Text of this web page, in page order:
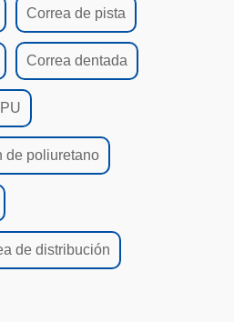
Correa de pista
Correa dentada
de poliuretano
de distribución